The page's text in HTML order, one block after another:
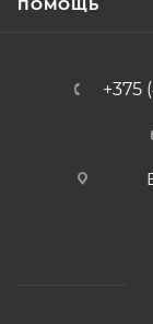
ПОМОЩЬ
+375